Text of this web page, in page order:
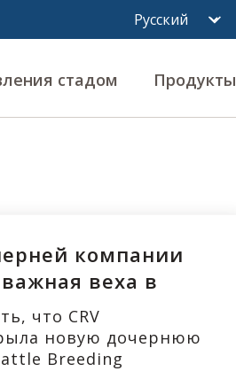
стадом Продукты
компании
веха в
что CRV
новую дочернюю
Breeding